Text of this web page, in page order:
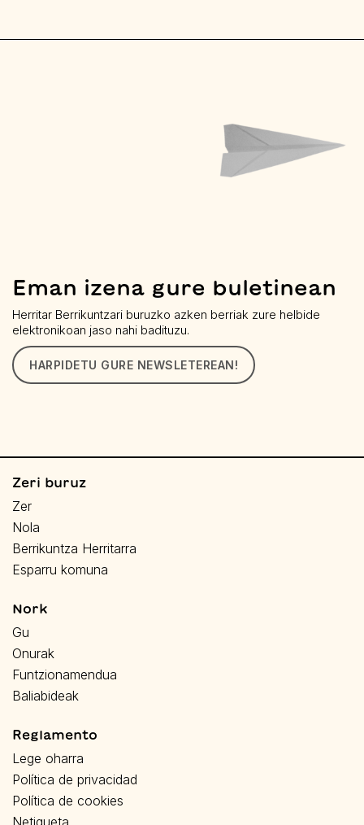
Eman izena gure buletinean
Herritar Berrikuntzari buruzko azken berriak zure helbide
elektronikoan jaso nahi badituzu.
HARPIDETU GURE NEWSLETEREAN!
Zeri buruz
Zer
Nola
Berrikuntza Herritarra
Esparru komuna
Nork
Gu
Onurak
Funtzionamendua
Baliabideak
Reglamento
Lege oharra
Política de privacidad
Política de cookies